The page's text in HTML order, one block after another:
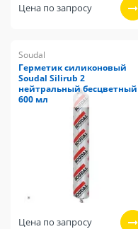
Цена по запросу
Soudal
Герметик силиконовый
Soudal Silirub 2
нейтральный бесцветный
600 мл
Цена по запросу